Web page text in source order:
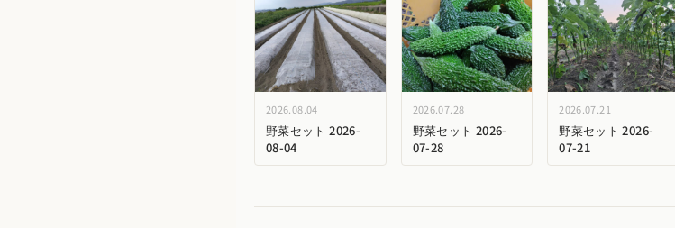
2026.08.04
野菜セット 2026-
08-04
2026.07.28
野菜セット 2026-
07-28
2026.07.21
野菜セット 2026-
07-21